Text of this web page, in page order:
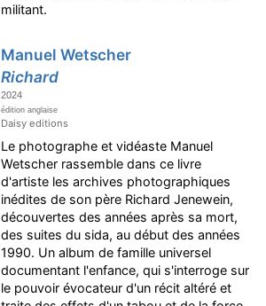
militant.
Manuel Wetscher
Richard
2024
édition anglaise
Daisy editions
Le photographe et vidéaste Manuel
Wetscher rassemble dans ce livre
d'artiste les archives photographiques
inédites de son père Richard Jenewein,
découvertes des années après sa mort,
des suites du sida, au début des années
1990. Un album de famille universel
documentant l'enfance, qui s'interroge sur
le pouvoir évocateur d'un récit altéré et